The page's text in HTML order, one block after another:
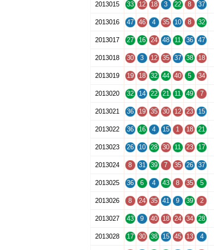
2013015 33 12 18 3 22 8 37
2013016 47 46 4 35 10 8 32
2013017 27 16 24 48 11 36 47
2013018 30 3 12 35 37 38 18
2013019 19 18 32 44 40 5 34
2013020 32 14 22 21 11 49 7
2013021 36 19 35 30 12 23 15
2013022 36 16 4 15 1 18 21
2013023 26 10 28 30 11 23 17
2013024 8 31 39 7 35 26 37
2013025 36 6 4 43 8 35 5
2013026 8 24 35 41 9 39 2
2013027 43 9 40 18 24 34 28
2013028 17 30 38 15 45 13 4